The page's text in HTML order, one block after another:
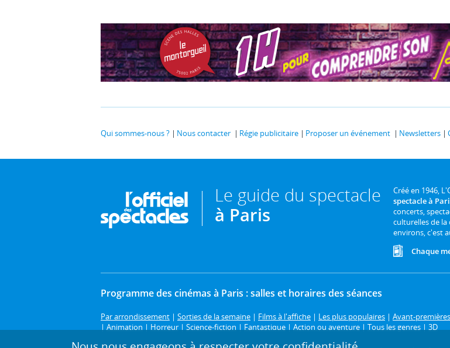
Qui sommes-nous ? Nous contacter Régie publicitaire Proposer un événement Newsletters
Le guide du spectacle
à Paris
Créé en 1946,
spectacle à
concerts,
culturelles de la
environs, c'est
Chaque
Programme des cinémas à Paris : salles et horaires des séances
Par arrondissement | Sorties de la semaine | Films à l'affiche | Les plus populaires | Avant-premières
| Animation | Horreur | Science-fiction | Fantastique | Action ou aventure | Tous les genres | 3D